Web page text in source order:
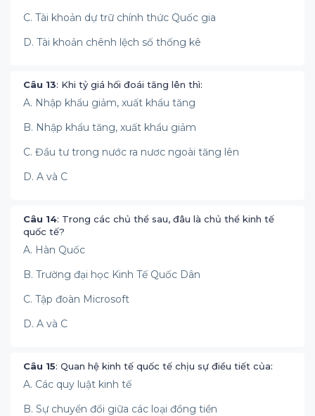
C. Tài khoản dự trữ chính thức Quốc gia
D. Tài khoản chênh lệch số thống kê
Câu 13: Khi tỷ giá hối đoái tăng lên thì:
A. Nhập khẩu giảm, xuất khẩu tăng
B. Nhập khẩu tăng, xuất khẩu giảm
C. Đầu tư trong nước ra nươc ngoài tăng lên
D. A và C
Câu 14: Trong các chủ thể sau, đâu là chủ thể kinh tế
quốc tế?
A. Hàn Quốc
B. Trường đại học Kinh Tế Quốc Dân
C. Tập đoàn Microsoft
D. A và C
Câu 15: Quan hệ kinh tế quốc tế chịu sự điều tiết của:
A. Các quy luật kinh tế
B. Sự chuyển đổi giữa các loại đồng tiền